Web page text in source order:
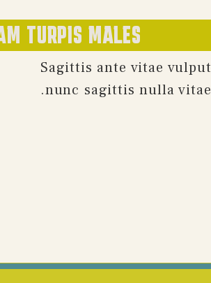
TURPIS MALES
Sagittis ante vitae
nunc sagittis nulla vitae.